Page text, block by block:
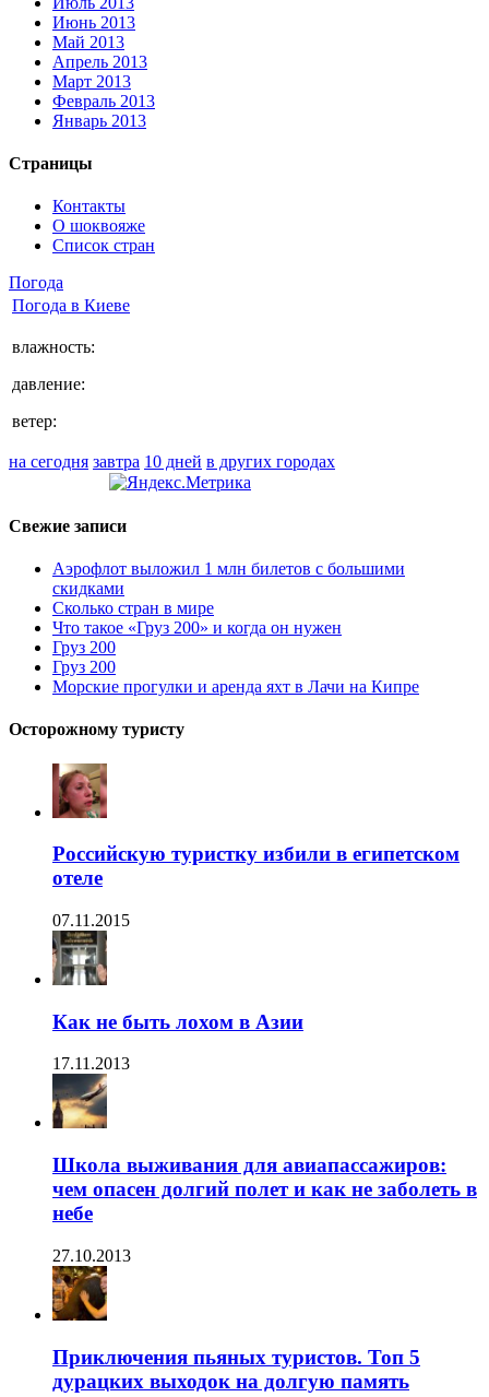
Июнь 2013
Май 2013
Апрель 2013
Март 2013
Февраль 2013
Январь 2013
Страницы
Контакты
О шоквояже
Список стран
Погода
Погода в Киеве
влажность:
давление:
ветер:
на сегодня завтра 10 дней в других городах
Свежие записи
Аэрофлот выложил 1 млн билетов с большими
скидками
Сколько стран в мире
Что такое «Груз 200» и когда он нужен
Груз 200
Груз 200
Морские прогулки и аренда яхт в Лачи на Кипре
Осторожному туристу
Российскую туристку избили в египетском
отеле
07.11.2015
Как не быть лохом в Азии
17.11.2013
Школа выживания для авиапассажиров:
чем опасен долгий полет и как не заболеть в
небе
27.10.2013
Приключения пьяных туристов. Топ 5
дурацких выходок на долгую память